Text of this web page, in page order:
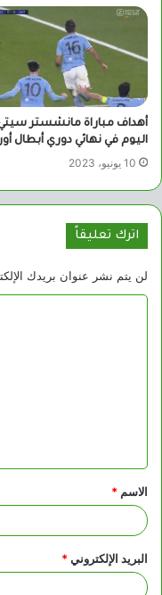
أهداف مباراة مانشستر سيتي
اليوم في نهائي دوري أبطال
10 يونيو، 2023
اترك تعليقاً
لن يتم نشر عنوان بريدك
ق
*
الاسم *
البريد الإلكتروني*